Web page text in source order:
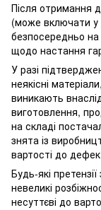
Після отримання
(може включати у
безпосередньо
щодо настання
У разі
неякісні
виникають
виготовлення,
на складі
знята із
вартості до
Будь-які
невеликі
несуттєві до